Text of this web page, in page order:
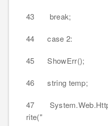
43 break;
44 case 2:
45 ShowErr();
46 string temp;
47
rite("